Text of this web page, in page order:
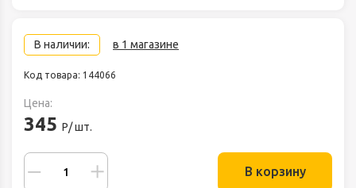
В наличии: в 1 магазине
Код товара: 144066
Цена:
345 Р/ шт.
В корзину